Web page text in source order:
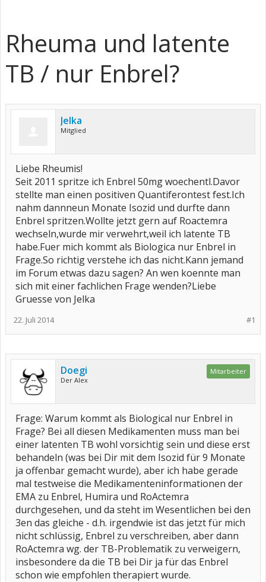
Rheuma und latente
TB / nur Enbrel?
Jelka
Mitglied
Liebe Rheumis!
Seit 2011 spritze ich Enbrel 50mg woechentl.Davor
stellte man einen positiven Quantiferontest fest.Ich
nahm dannneun Monate Isozid und durfte dann
Enbrel spritzen.Wollte jetzt gern auf Roactemra
wechseln,wurde mir verwehrt,weil ich latente TB
habe.Fuer mich kommt als Biologica nur Enbrel in
Frage.So richtig verstehe ich das nicht.Kann jemand
im Forum etwas dazu sagen? An wen koennte man
sich mit einer fachlichen Frage wenden?Liebe
Gruesse von Jelka
#1
22. Juli 2014
Doegi
Der Alex
Mitarbeiter
Frage: Warum kommt als Biological nur Enbrel in
Frage? Bei all diesen Medikamenten muss man bei
einer latenten TB wohl vorsichtig sein und diese erst
behandeln (was bei Dir mit dem Isozid für 9 Monate
ja offenbar gemacht wurde), aber ich habe gerade
mal testweise die Medikamenteninformationen der
EMA zu Enbrel, Humira und RoActemra
durchgesehen, und da steht im Wesentlichen bei den
3en das gleiche - d.h. irgendwie ist das jetzt für mich
nicht schlüssig, Enbrel zu verschreiben, aber dann
RoActemra wg. der TB-Problematik zu verweigern,
insbesondere da die TB bei Dir ja für das Enbrel
schon wie empfohlen therapiert wurde.